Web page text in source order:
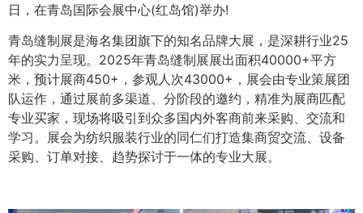
日，在青岛国际会展中心(红岛馆)举办!
青岛缝制展是海名集团旗下的知名品牌大展，是深耕行业25
年的实力呈现。2025年青岛缝制展展出面积40000+平方
米，预计展商450+，参观人次43000+，展会由专业策展团
队运作，通过展前多渠道、分阶段的邀约，精准为展商匹配
专业买家，现场将吸引到众多国内外客商前来采购、交流和
学习。展会为纺织服装行业的同仁们打造集商贸交流、设备
采购、订单对接、趋势探讨于一体的专业大展。